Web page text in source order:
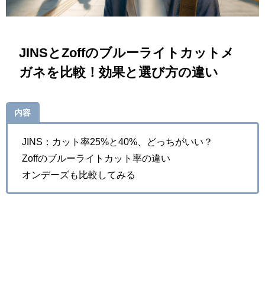
JINSとZoffのブルーライトカットメ
ガネを比較！効果と選び方の違い
内容
JINS：カット率25%と40%、どっちがいい？
Zoffのブルーライトカット率の違い
オンデーズも比較してみる